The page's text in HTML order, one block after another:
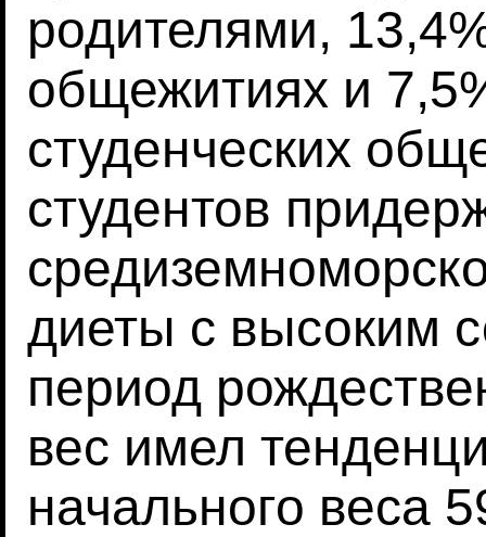
родителями,
общежитиях и
студенческих
студентов
диеты с высоким
период
вес имел
начального веса